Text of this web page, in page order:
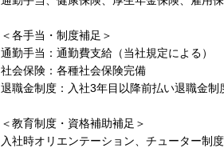
＜各手当・制度補足＞
通勤手当：通勤費支給（当社規定による）
社会保険：各種社会保険完備
退職金制度：入社3年目以降前払い退職金制
＜教育制度・資格補助補足＞
入社時オリエンテーション、チューター制